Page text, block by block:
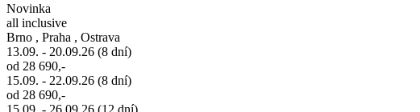
Novinka
all inclusive
Brno , Praha , Ostrava
13.09. - 20.09.26 (8 dní)
od 28 690,-
15.09. - 22.09.26 (8 dní)
od 28 690,-
15.09. - 26.09.26 (12 dní)